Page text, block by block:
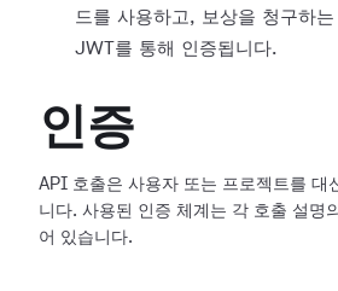
드를 사용하고, 보상을 청구하
JWT를 통해 인증됩니다.
인증
API 호출은 사용자 또는 프로젝트를 대
니다. 사용된 인증 체계는 각 호출 설명의
어 있습니다.